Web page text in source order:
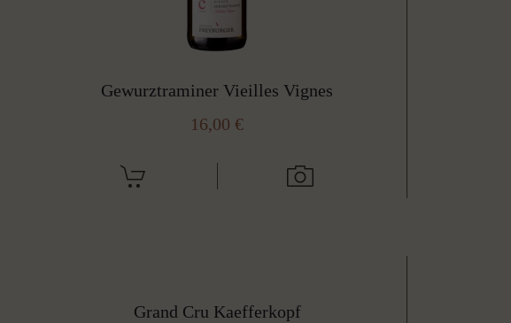
Gewurztraminer Vieilles Vignes
16,00€
Grand Cru Kaefferkopf